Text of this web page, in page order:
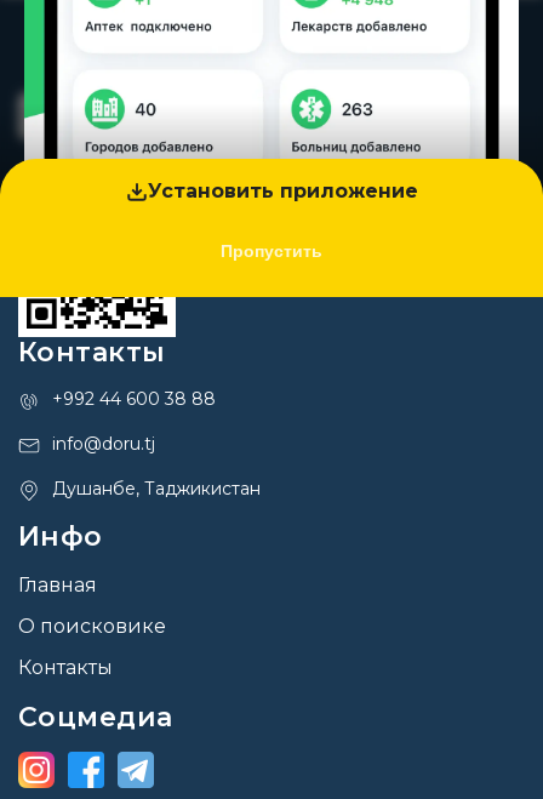
Установить приложение
Пропустить
Контакты
+992 44 600 38 88
info@doru.tj
Душанбе, Таджикистан
Инфо
Главная
О поисковике
Контакты
Соцмедиа